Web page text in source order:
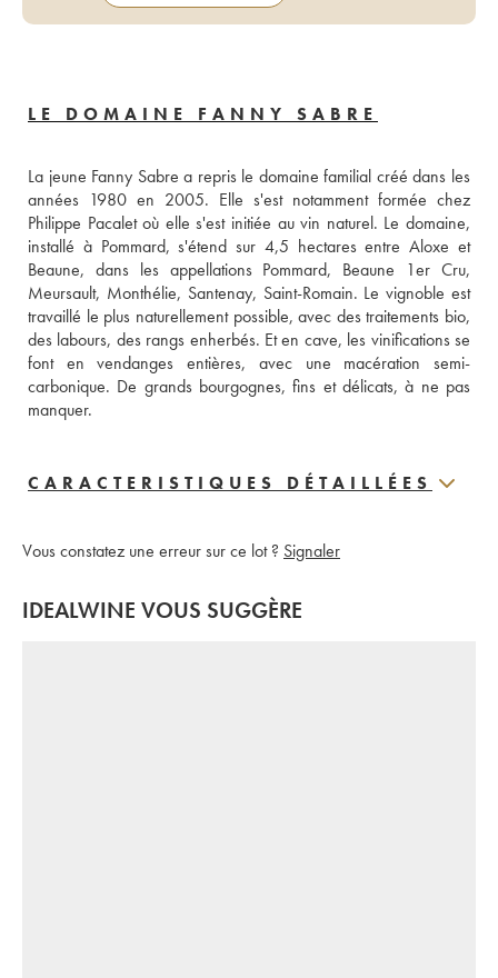
LE DOMAINE FANNY SABRE
La jeune Fanny Sabre a repris le domaine familial créé dans les
années 1980 en 2005. Elle s'est notamment formée chez
Philippe Pacalet où elle s'est initiée au vin naturel. Le domaine,
installé à Pommard, s'étend sur 4,5 hectares entre Aloxe et
Beaune, dans les appellations Pommard, Beaune 1er Cru,
Meursault, Monthélie, Santenay, Saint-Romain. Le vignoble est
travaillé le plus naturellement possible, avec des traitements bio,
des labours, des rangs enherbés. Et en cave, les vinifications se
font en vendanges entières, avec une macération semi-
carbonique. De grands bourgognes, fins et délicats, à ne pas
CARACTERISTIQUES DÉTAILLÉES
Vous constatez une erreur sur ce lot ? Signaler
IDEALWINE VOUS SUGGÈRE